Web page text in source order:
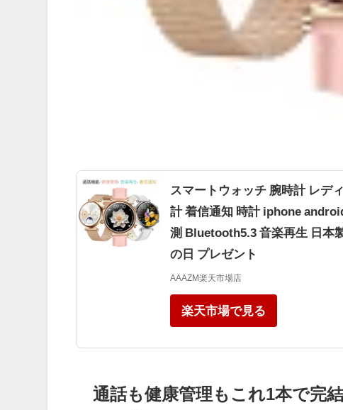
スマートウォッチ 腕時計 レデ
計 着信通知 時計 iphone
測 Bluetooth5.3 音楽再生 日本
の日 プレゼント
AAAZM楽天市場店
楽天市場で見る
通話も健康管理もこれ1本で完